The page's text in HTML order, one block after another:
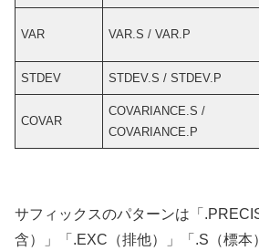
VAR VAR.S / VAR.P
STDEV STDEV.S / STDEV.P
COVAR
COVARIANCE.S /
COVARIANCE.P
サフィックスのパターンは「
含）」「.EXC（排他）」「.S（標本